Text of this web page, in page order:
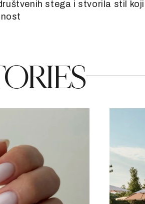
stega i stvorila stil